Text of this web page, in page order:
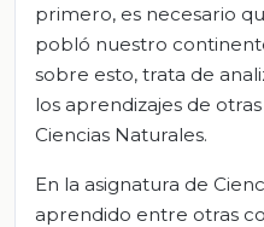
primero, es necesario
pobló nuestro
sobre esto, trata de
los aprendizajes de
Ciencias Naturales.
En la asignatura de
aprendido entre otras